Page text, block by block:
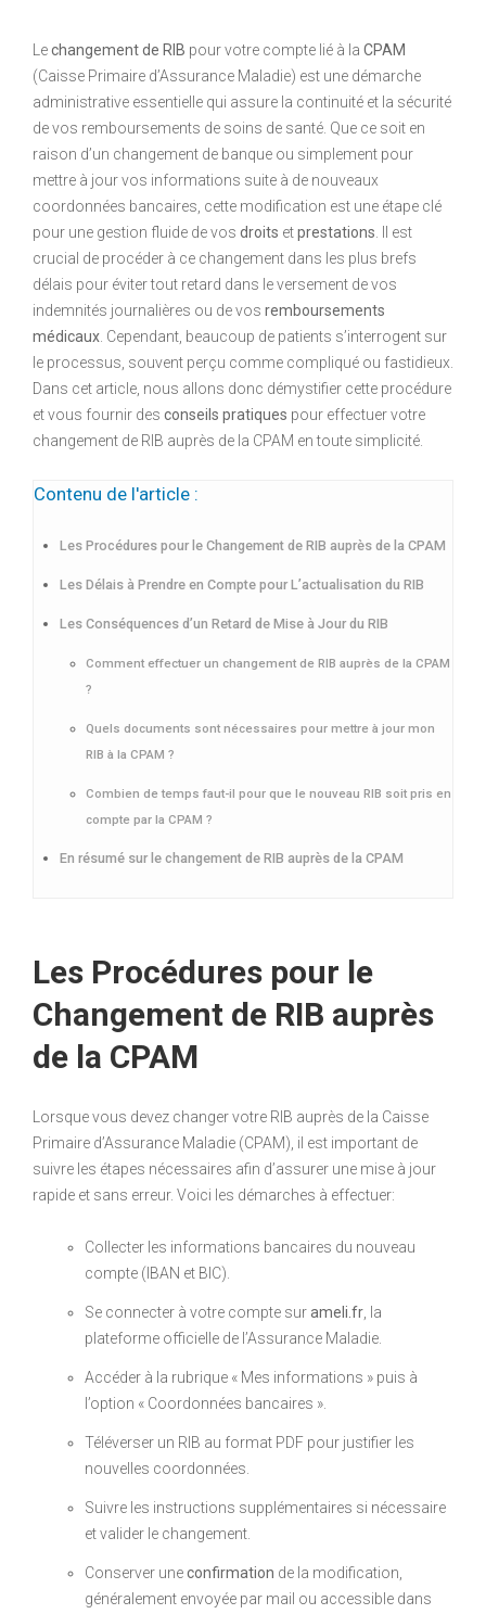
Lechangement de RIB pour votre compte lié à la CPAM
(Caisse Primaire d’Assurance Maladie) est une démarche
administrative essentielle qui assure la continuité et la sécurité
de vos remboursements de soins de santé. Que ce soit en
raison d’un changement de banque ou simplement pour
mettre à jour vos informations suite à de nouveaux
coordonnées bancaires, cette modification est une étape clé
pour une gestion fluide de vos droits etprestations . Il est
crucial de procéder à ce changement dans les plus brefs
délais pour éviter tout retard dans le versement de vos
indemnités journalières ou de vos remboursements
médicaux . Cependant, beaucoup de patients s’interrogent sur
le processus, souvent perçu comme compliqué ou fastidieux.
Dans cet article, nous allons donc démystifier cette procédure
et vous fournir des conseils pratiques pour effectuer votre
changement de RIB auprès de la CPAM en toute simplicité.
Contenu de l'article :
Les Procédures pour le Changement de RIB auprès de la CPAM
Les Délais à Prendre en Compte pour L’actualisation du RIB
Les Conséquences d’un Retard de Mise à Jour du RIB
Comment effectuer un changement de RIB auprès de la CPAM
?
Quels documents sont nécessaires pour mettre à jour mon
RIB à la CPAM ?
Combien de temps faut-il pour que le nouveau RIB soit pris en
compte par la CPAM ?
En résumé sur le changement de RIB auprès de la CPAM
Les Procédures pour le
Changement de RIB auprès
de la CPAM
Lorsque vous devez changer votre RIB auprès de la Caisse
Primaire d’Assurance Maladie (CPAM), il est important de
suivre les étapes nécessaires afin d’assurer une mise à jour
rapide et sans erreur. Voici les démarches à effectuer:
Collecter les informations bancaires du nouveau
compte (IBAN et BIC).
Se connecter à votre compte surameli.fr , la
plateforme officielle de l’Assurance Maladie.
Accéder à la rubrique « Mes informations » puis à
l’option « Coordonnées bancaires ».
Téléverser un RIB au format PDF pour justifier les
nouvelles coordonnées.
Suivre les instructions supplémentaires si nécessaire
et valider le changement.
Conserver uneconfirmation de la modification,
généralement envoyée par mail ou accessible dans